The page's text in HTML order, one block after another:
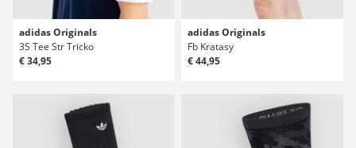
adidas Originals
3S Tee Str Tricko
€ 34,95
adidas Originals
Fb Kratasy
€ 44,95